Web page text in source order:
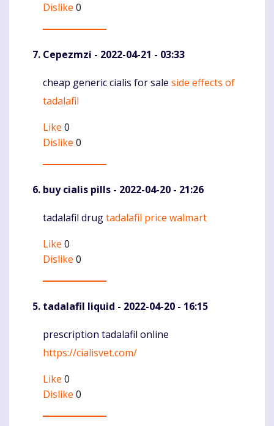
Dislike 0
Cepezmzi - 2022-04-21 - 03:33
Komentaras
cheap generic cialis for sale side effects of
tadalafil
Like 0
Dislike 0
buy cialis pills - 2022-04-20 - 21:26
Komentaras
tadalafil drugtadalafil price walmart
Like 0
Dislike 0
tadalafil liquid - 2022-04-20 - 16:15
Komentaras
prescription tadalafil online
https://cialisvet.com/
Like 0
Dislike 0